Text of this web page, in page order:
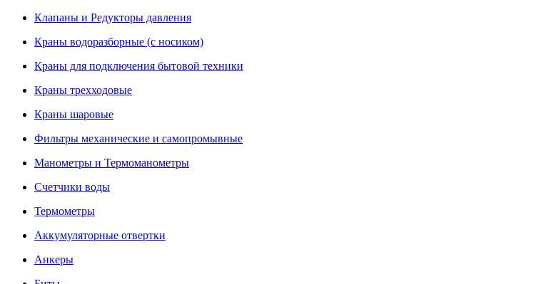
Клапаны и Редукторы давления
Краны водоразборные (с носиком)
Краны для подключения бытовой техники
Краны трехходовые
Краны шаровые
Фильтры механические и самопромывные
Манометры и Термоманометры
Счетчики воды
Термометры
Аккумуляторные отвертки
Анкеры